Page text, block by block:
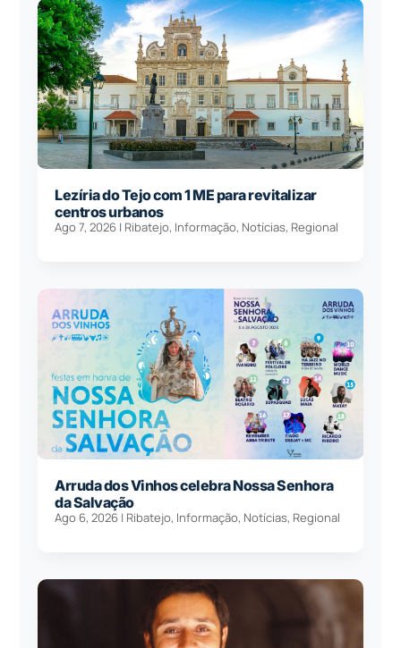
Lezíria do Tejo com 1 ME para revitalizar
centros urbanos
Ago 7, 2026 | Ribatejo, Informação, Notícias, Regional
Arruda dos Vinhos celebra Nossa Senhora
da Salvação
Ago 6, 2026 | Ribatejo, Informação, Notícias, Regional